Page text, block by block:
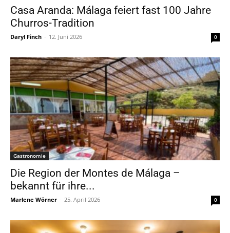
Casa Aranda: Málaga feiert fast 100 Jahre
Churros-Tradition
Daryl Finch - 12. Juni 2026 0
Gastronomie
Die Region der Montes de Málaga –
bekannt für ihre...
Marlene Wörner - 25. April 2026 0